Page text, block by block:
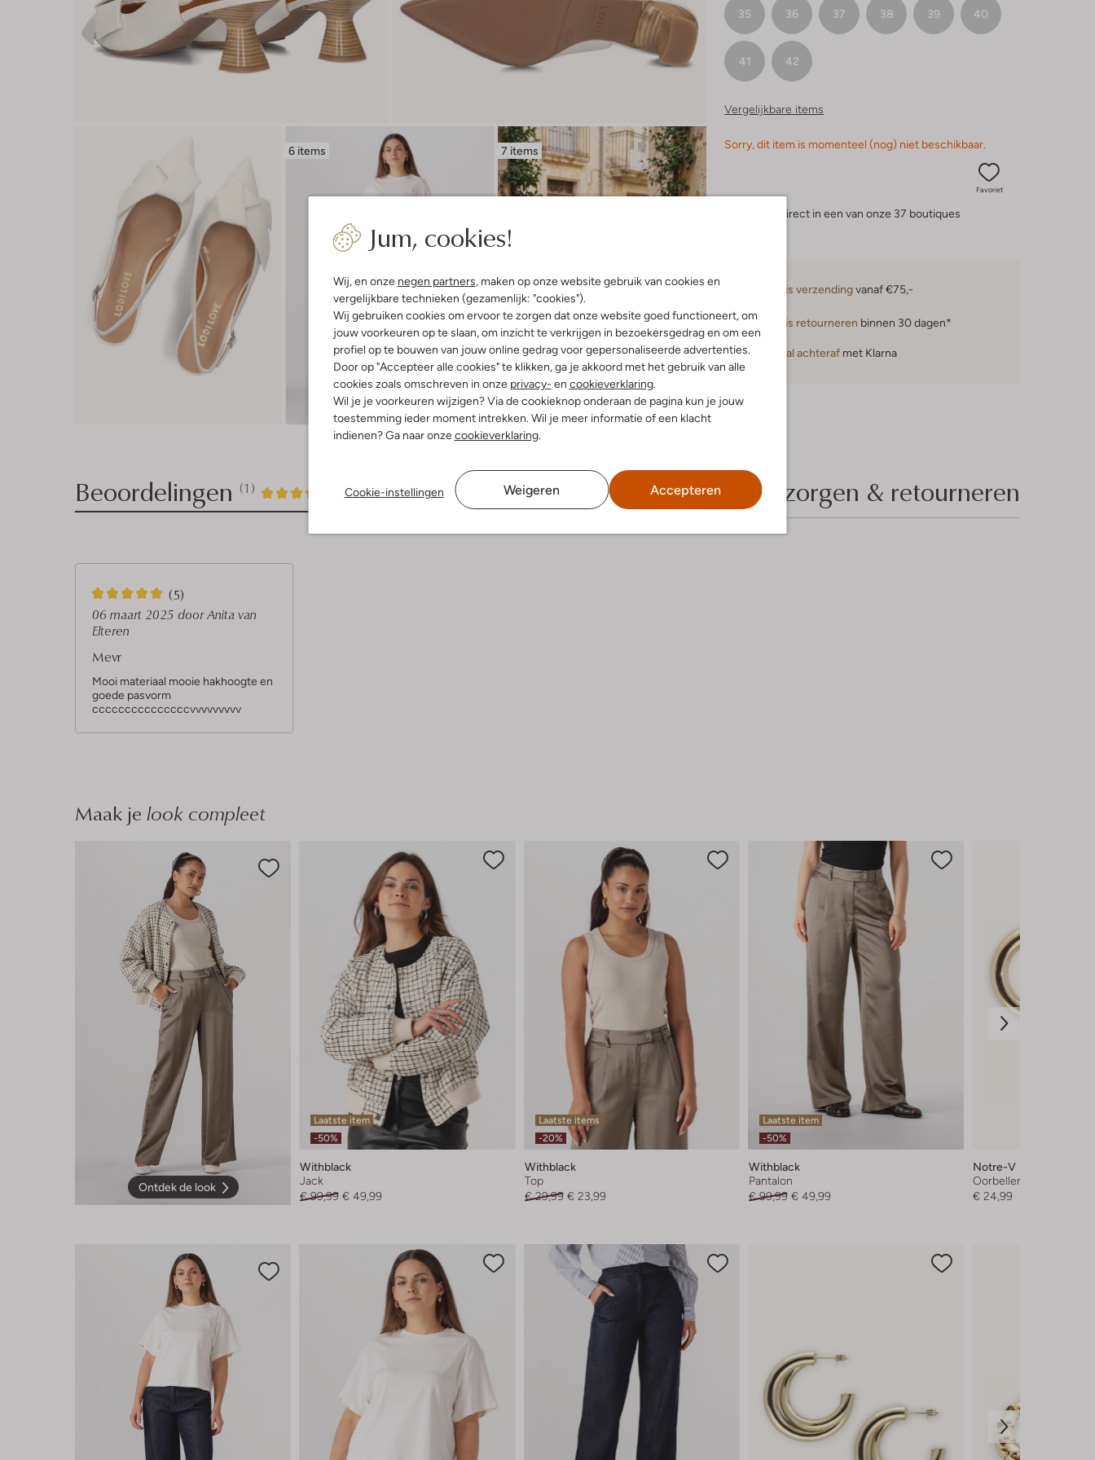
Jum, cookies!
Wij, en onze negen partners, maken op onze website gebruik van cookies en
vergelijkbare technieken (gezamenlijk: "cookies").
Wij gebruiken cookies om ervoor te zorgen dat onze website goed functioneert, om
jouw voorkeuren op te slaan, om inzicht te verkrijgen in bezoekersgedrag en om een
profiel op te bouwen van jouw online gedrag voor gepersonaliseerde advertenties.
Door op "Accepteer alle cookies" te klikken, ga je akkoord met het gebruik van alle
cookies zoals omschreven in onze privacy- en cookieverklaring.
Wil je je voorkeuren wijzigen? Via de cookieknop onderaan de pagina kun je jouw
toestemming ieder moment intrekken. Wil je meer informatie of een klacht
indienen? Ga naar onzecookieverklaring.
Cookie-instellingen Weigeren Accepteren
6 items
Ontdek de look
7 items
Ontdek de look
35 36 37 38 39 40
41 42
Vergelijkbare items
Sorry, dit item is momenteel (nog) niet beschikbaar.
Favoriet
Reserveer direct in een van onze 37 boutiques
Gratis verzendingvanaf €75,-
Gratis retourneren binnen 30 dagen*
Betaal achteraf met Klarna
Product informatie
Beoordelingen (1) 5/5
1
5
Bezorgen & retourneren
5
S
t
e
r
r
(5)
06 maart 2025 door Anita van
Elteren
Mevr
Mooi materiaal mooie hakhoogte en
goede pasvorm
cccccccccccccccvvvvvvvvv
Maak je look compleet
Ontdek de look
Laatste item
-50%
Withblack
Jack
€ 99,99 € 49,99
Laatste items
-20%
Withblack
Top
€ 29,99 € 23,99
Laatste item
-50%
Withblack
Pantalon
€ 99,99 € 49,99
Notre-V
Oorbellen
€ 24,99